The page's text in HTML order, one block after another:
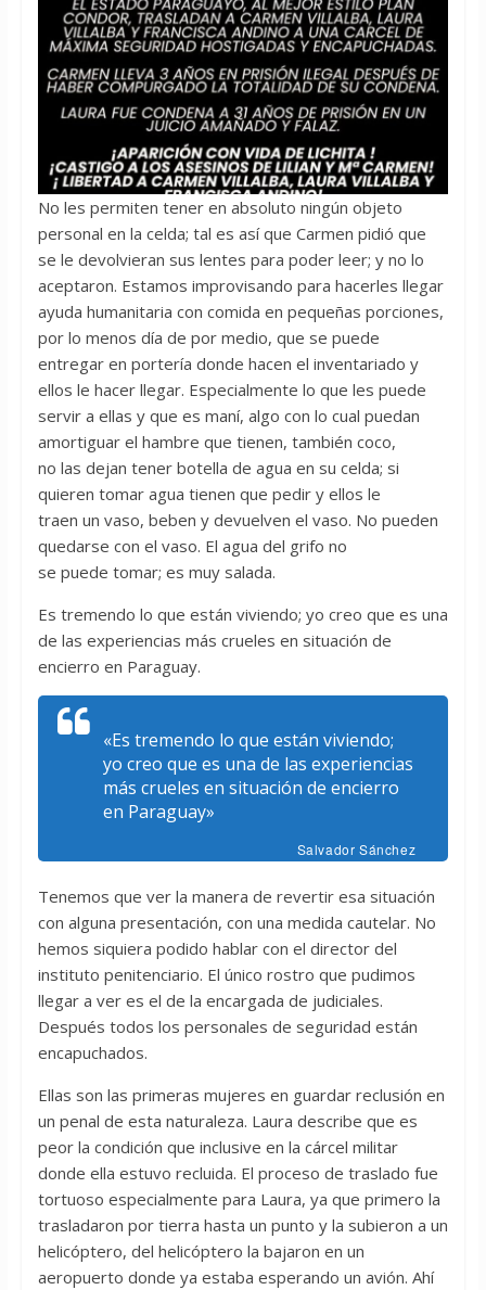
No les permiten tener en absoluto ningún objeto
personal en la celda; tal es así que Carmen pidió que
se le devolvieran sus lentes para poder leer; y no lo
aceptaron. Estamos improvisando para hacerles llegar
ayuda humanitaria con comida en pequeñas porciones,
por lo menos día de por medio, que se puede
entregar en portería donde hacen el inventariado y
ellos le hacer llegar. Especialmente lo que les puede
servir a ellas y que es maní, algo con lo cual puedan
amortiguar el hambre que tienen, también coco,
no las dejan tener botella de agua en su celda; si
quieren tomar agua tienen que pedir y ellos le
traen un vaso, beben y devuelven el vaso. No pueden
quedarse con el vaso. El agua del grifo no
se puede tomar; es muy salada.
Es tremendo lo que están viviendo; yo creo que es una
de las experiencias más crueles en situación de
encierro en Paraguay.
«Es tremendo lo que están viviendo;
yo creo que es una de las experiencias
más crueles en situación de encierro
en Paraguay»
Salvador Sánchez
Tenemos que ver la manera de revertir esa situación
con alguna presentación, con una medida cautelar. No
hemos siquiera podido hablar con el director del
instituto penitenciario. El único rostro que pudimos
llegar a ver es el de la encargada de judiciales.
Después todos los personales de seguridad están
encapuchados.
Ellas son las primeras mujeres en guardar reclusión en
un penal de esta naturaleza. Laura describe que es
peor la condición que inclusive en la cárcel militar
donde ella estuvo recluida. El proceso de traslado fue
tortuoso especialmente para Laura, ya que primero la
trasladaron por tierra hasta un punto y la subieron a un
helicóptero, del helicóptero la bajaron en un
aeropuerto donde ya estaba esperando un avión. Ahí